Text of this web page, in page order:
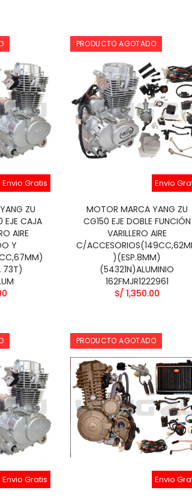
Envio Gratis
ZU
EJE CAJA
AIRE
Y
73T)
PRODUCTO AGOTADO
Envio
MOTOR MARCA YANG ZU
CG150 EJE DOBLE FUNCIÓN
VARILLERO AIRE
C/
)(ESP.8MM)
(54321N)ALUMINIO
162FMJR1222961
S/ 1,350.00
Envio Gratis
PRODUCTO AGOTADO
Envio
DIGITAL MOD
CBZ BSJ
MOD CG125 BSJ
S/ 200.00
TABLERO
BROSS/
S/ 185.00
RELAY
/CG125/
S/ 22.00